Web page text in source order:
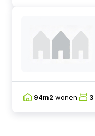
94m2 wonen 3